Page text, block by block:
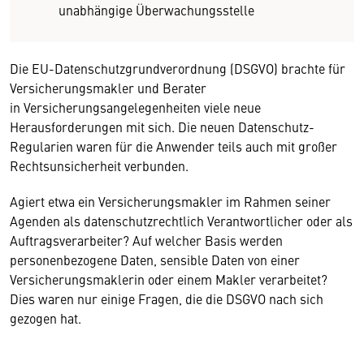
unabhängige Überwachungsstelle
Die EU-Datenschutzgrundverordnung (DSGVO) brachte für
Versicherungsmakler und Berater
in Versicherungsangelegenheiten viele neue
Herausforderungen mit sich. Die neuen Datenschutz-
Regularien waren für die Anwender teils auch mit großer
Rechtsunsicherheit verbunden.
Agiert etwa ein Versicherungsmakler im Rahmen seiner
Agenden als datenschutzrechtlich Verantwortlicher oder als
Auftragsverarbeiter? Auf welcher Basis werden
personenbezogene Daten, sensible Daten von einer
Versicherungsmaklerin oder einem Makler verarbeitet?
Dies waren nur einige Fragen, die die DSGVO nach sich
gezogen hat.